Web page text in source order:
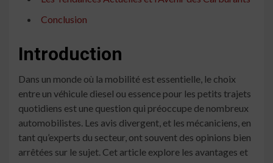
Conclusion
Introduction
Dans un monde où la mobilité est essentielle, le choix
entre un véhicule diesel ou essence pour les petits trajets
quotidiens est une question qui préoccupe de nombreux
automobilistes. Les avis divergent, et les mécaniciens, en
tant qu’experts du secteur, ont souvent des opinions bien
arrêtées sur le sujet. Cet article explore les avantages et